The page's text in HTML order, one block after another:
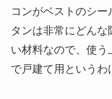
コンがベストのシ
タンは非常にどん
い材料なので、使う
で戸建て用というわ